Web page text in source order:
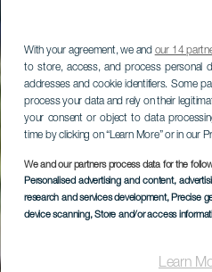
With your agreement, we and our 14
to store, access, and process personal
addresses and cookie identifiers. Some
process your data and rely on their
your consent or object to data
time by clicking on “Learn More” or in our
We and our partners process data for the
Personalised advertising and content,
research and services development, Precise
device scanning, Store and/or access
Learn